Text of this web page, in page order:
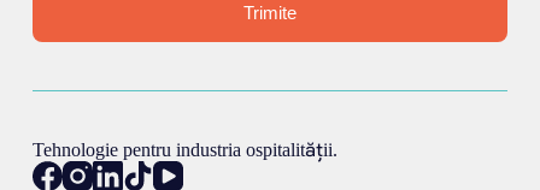
Trimite
Tehnologie pentru industria ospitalității.